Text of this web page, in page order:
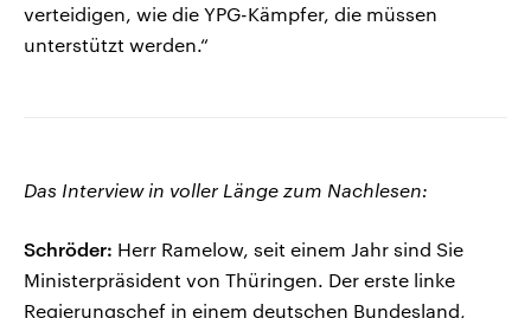
verteidigen, wie die YPG-Kämpfer, die müssen
unterstützt werden.“
Das Interview in voller Länge zum Nachlesen:
Schröder: Herr Ramelow, seit einem Jahr sind Sie
Ministerpräsident von Thüringen. Der erste linke
Regierungschef in einem deutschen Bundesland,